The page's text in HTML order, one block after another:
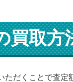
買取方
だくことで査定